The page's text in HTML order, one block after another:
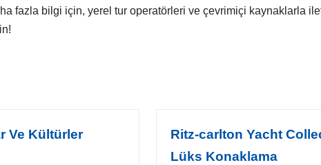
fazla bilgi için, yerel tur operatörleri ve çevrimiçi kaynaklarla
Ve Kültürler
Ritz-carlton Yacht
Lüks Konaklama